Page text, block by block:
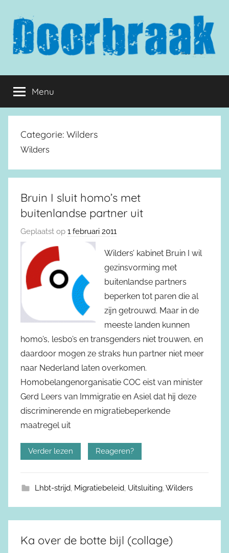
inhoud
springen
Doorbraak.eu
Menu
Categorie: Wilders
Wilders
Bruin I sluit homo’s met
buitenlandse partner uit
Geplaatst op 1 februari 2011
Wilders’ kabinet Bruin I wil
gezinsvorming met
buitenlandse partners
beperken tot paren die al
zijn getrouwd. Maar in de
meeste landen kunnen
homo’s, lesbo’s en transgenders niet trouwen, en
daardoor mogen ze straks hun partner niet meer
naar Nederland laten overkomen.
Homobelangenorganisatie COC eist van minister
Gerd Leers van Immigratie en Asiel dat hij deze
discriminerende en migratiebeperkende
maatregel uit
Verder lezen Reageren?
Lhbt-strijd, Migratiebeleid, Uitsluiting,Wilders
Ka over de botte bijl (collage)